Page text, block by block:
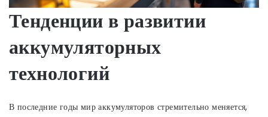
Тенденции в развитии
аккумуляторных
технологий
В последние годы мир аккумуляторов стремительно меняется,